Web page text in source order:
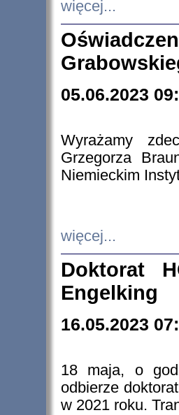
więcej...
05.06.2023
Wyrażamy
Grzegorza
Niemieckim
więcej...
Doktorat
Engelking
16.05.2023
18 maja, o
odbierze
w 2021 roku.